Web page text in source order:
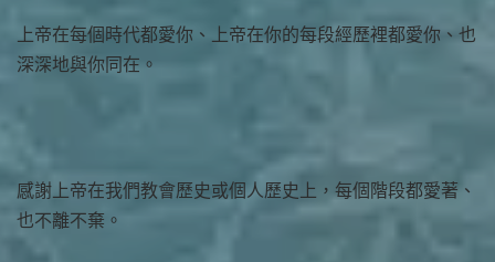
上帝在每個時代都愛你、上帝在你的每段經歷裡都愛你、也
深深地與你同在。
感謝上帝在我們教會歷史或個人歷史上，每個階段都愛著、
也不離不棄。